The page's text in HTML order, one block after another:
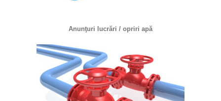
Guvernanță Corporativă
Informații de interes public
Calitatea apei
Anunţuri lucrări / opriri apă